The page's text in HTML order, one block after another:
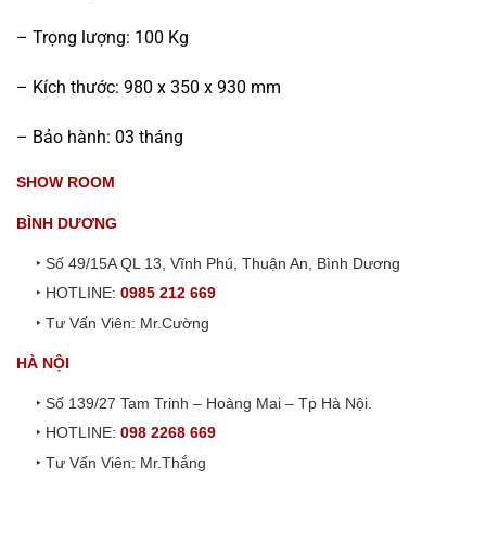
– Trọng lượng: 100 Kg
– Kích thước: 980 x 350 x 930 mm
– Bảo hành: 03 tháng
SHOW ROOM
BÌNH DƯƠNG
‣ Số 49/15A QL 13, Vĩnh Phú, Thuận An, Bình Dương
‣ HOTLINE:0985 212 669
‣ Tư Vấn Viên: Mr.Cường
HÀ NỘI
‣ Số 139/27 Tam Trinh – Hoàng Mai – Tp Hà Nội.
‣ HOTLINE:098 2268 669
‣ Tư Vấn Viên: Mr.Thắng